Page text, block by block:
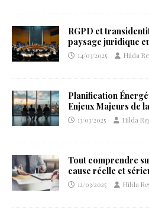
RGPD et
paysage juridique
14/03/2025 Hilda
Planification
Enjeux Majeurs de
13/03/2025 Hilda
Tout comprendre
cause réelle et
12/03/2025 Hilda